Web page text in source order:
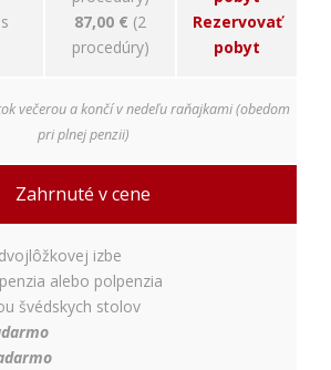
87,00 € (2
procedúry)
Rezervovať
pobyt
večerou a končí v nedeľu raňajkami (obedom
pri plnej penzii)
Zahrnuté v cene
izbe
alebo polpenzia
švédskych stolov